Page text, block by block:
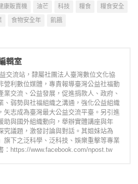
康販賣機 油芒 科技 糧食
糧食安全
食物安全年 飢餓
輯室
交流站，隸屬社團法人臺灣數位文化協
營利數位媒體，專責報導臺灣公益社福動
業交流、公益發展，促進捐款人、政府、
、弱勢與社福組織之溝通，強化公益組織
矢志成為臺灣最大公益交流平臺。另引進
助與國外組織動向，舉辦實體講座與年
究議題，激發討論與對話。其姐妹站為
旗下之泛科學、泛科技、娛樂重擊等專業
：https://www.facebook.com/npost.tw